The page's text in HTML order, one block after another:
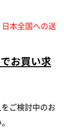
本全国への送
お買い求
ご検討中のお